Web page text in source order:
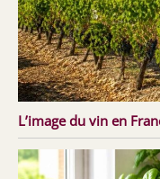
L’image du vin en